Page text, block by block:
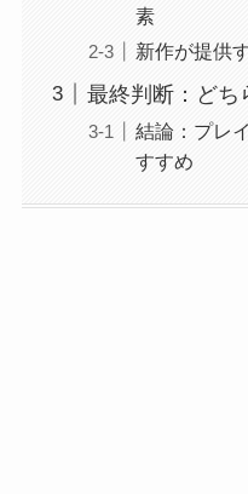
素
新作が提供
最終判断：どち
結論：プレ
すすめ